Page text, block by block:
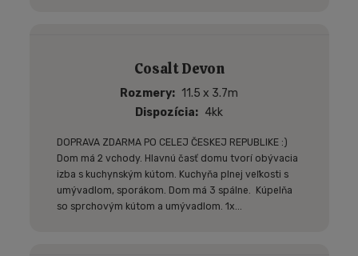
Cosalt Devon
Rozmery
11.5 x 3.7m
Dispozícia
4kk
DOPRAVA ZDARMA PO CELEJ ČESKEJ REPUBLIKE :)
Dom má 2 vchody. Hlavnú časť domu tvorí obývacia
izba s kuchynským kútom. Kuchyňa plnej veľkosti s
umývadlom, sporákom. Dom má 3 spálne. Kúpelňa
so sprchovým kútom a umývadlom. 1x...